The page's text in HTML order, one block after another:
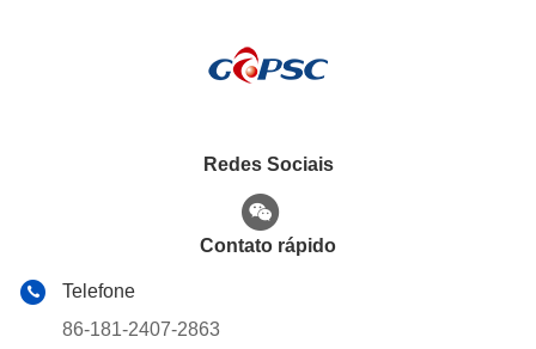
Redes Sociais
Contato rápido
Telefone
86-181-2407-2863